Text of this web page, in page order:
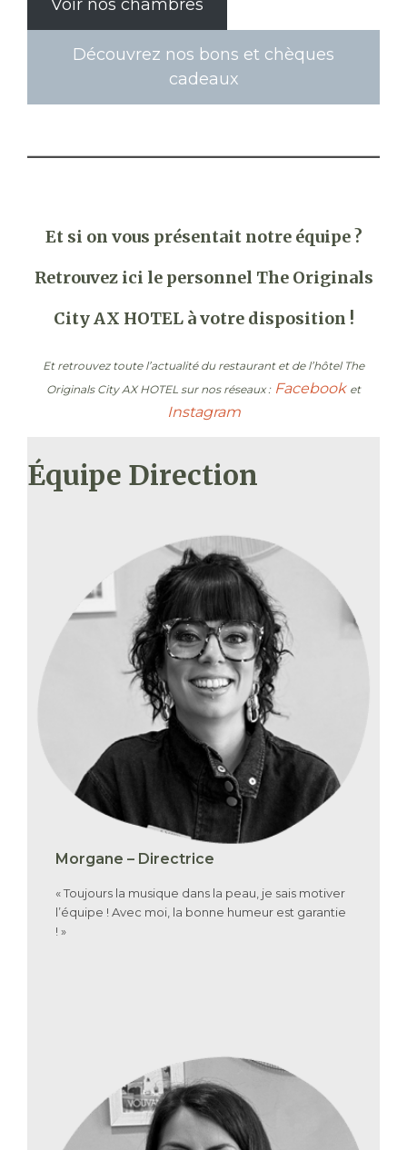
Voir nos chambres
Découvrez nos bons et chèques
cadeaux
Et si on vous présentait notre équipe ?
Retrouvez ici le personnel The Originals
City AX HOTEL à votre disposition !
Et retrouvez toute l’actualité du restaurant et de l’hôtel The
Originals City AX HOTEL sur nos réseaux : Facebook et
Instagram
Équipe Direction
Morgane – Directrice
« Toujours la musique dans la peau, je sais motiver
l’équipe ! Avec moi, la bonne humeur est garantie
! »